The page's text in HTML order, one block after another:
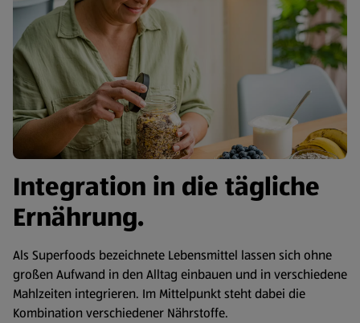
Integration in die tägliche
Ernährung.
Als Superfoods bezeichnete Lebensmittel lassen sich ohne
großen Aufwand in den Alltag einbauen und in verschiedene
Mahlzeiten integrieren. Im Mittelpunkt steht dabei die
Kombination verschiedener Nährstoffe.